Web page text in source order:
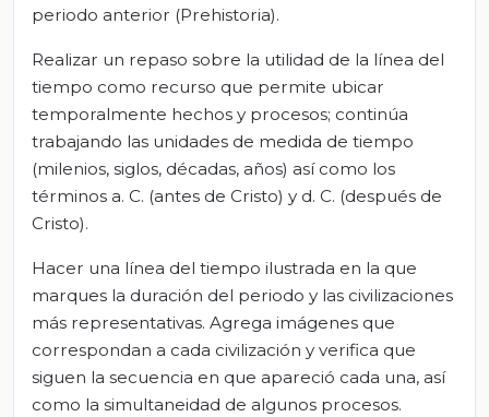
periodo anterior (Prehistoria).
Realizar un repaso sobre la utilidad de la línea del
tiempo como recurso que permite ubicar
temporalmente hechos y procesos; continúa
trabajando las unidades de medida de tiempo
(milenios, siglos, décadas, años) así como los
términos a. C. (antes de Cristo) y d. C. (después de
Cristo).
Hacer una línea del tiempo ilustrada en la que
marques la duración del periodo y las civilizaciones
más representativas. Agrega imágenes que
correspondan a cada civilización y verifica que
siguen la secuencia en que apareció cada una, así
como la simultaneidad de algunos procesos.